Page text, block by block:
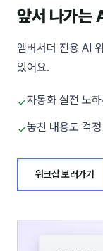
앞서 나가는
앰버서더 전용 AI
있어요.
✓자동화 실전 노
✓놓친 내용도 걱
워크샵 보러가기